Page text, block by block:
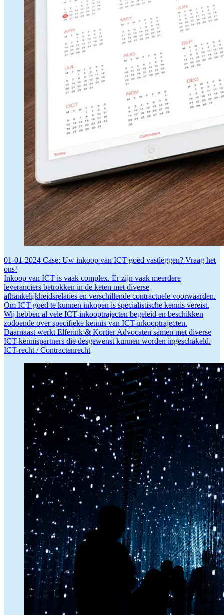
01-01-2024 Case: Uw inkoop van ICT goed vastleggen? Vraag het
ons!
Inkoop van ICT is vaak complex. Er zijn vaak meerdere
leveranciers betrokken in de keten met diverse
afhankelijkheidsrelaties en verschillende contractuele voorwaarden.
Om ICT goed te kunnen inkopen is specialistische kennis vereist.
Wij hebben al vele ICT-inkooptrajecten begeleid en beschikken
zodoende over specifieke kennis van ICT-inkooptrajecten.
Daarnaast werkt Elferink & Kortier Advocaten samen met diverse
ICT-kennispartners die desgewenst kunnen worden ingeschakeld.
ICT-recht /Contractenrecht